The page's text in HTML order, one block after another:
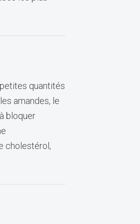
quantités
amandes, le
bloquer
cholestérol,